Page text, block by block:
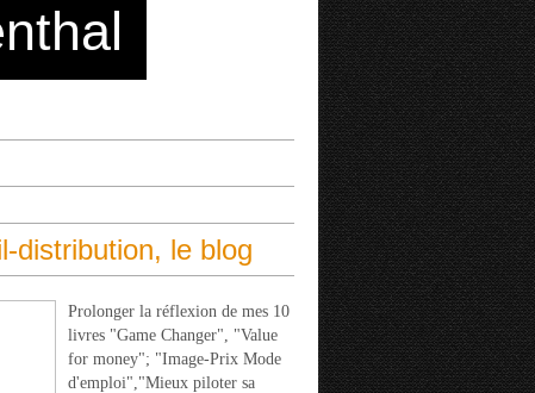
distribution, le blog
Prolonger la réflexion de mes 10
livres "Game Changer", "Value
for money"; "Image-Prix Mode
d'emploi","Mieux piloter sa